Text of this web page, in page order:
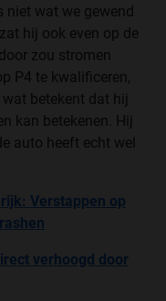
wat we gewend
hij ook even op de
zou stromen
P4 te kwalificeren,
betekent dat hij
kan betekenen. Hij
auto heeft echt wel
Verstappen op
verhoogd door